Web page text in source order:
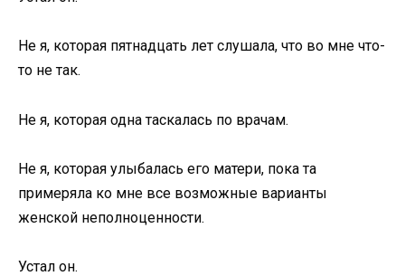
Не я, которая пятнадцать лет слушала, что во мне что-
то не так.
Не я, которая одна таскалась по врачам.
Не я, которая улыбалась его матери, пока та
примеряла ко мне все возможные варианты
женской неполноценности.
Устал он.